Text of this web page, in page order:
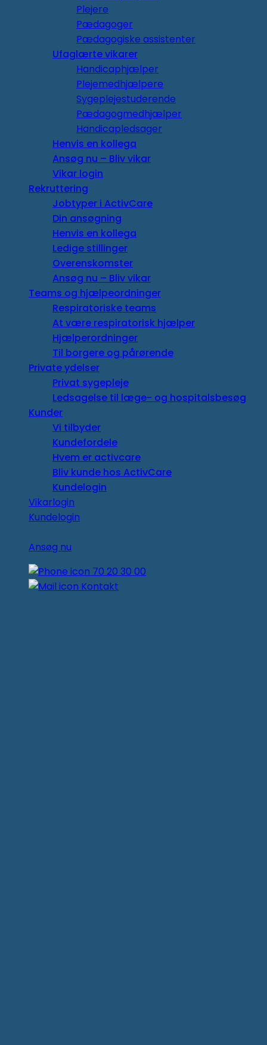
Plejere
Pædagoger
Pædagogiske assistenter
Ufaglærte vikarer
Handicaphjælper
Plejemedhjælpere
Sygeplejestuderende
Pædagogmedhjælper
Handicapledsager
Henvis en kollega
Ansøg nu – Bliv vikar
Vikar login
Rekruttering
Jobtyper i ActivCare
Din ansøgning
Henvis en kollega
Ledige stillinger
Overenskomster
Ansøg nu – Bliv vikar
Teams og hjælpeordninger
Respiratoriske teams
At være respiratorisk hjælper
Hjælperordninger
Til borgere og pårørende
Private ydelser
Privat sygepleje
Ledsagelse til læge- og hospitalsbesøg
Kunder
Vi tilbyder
Kundefordele
Hvem er activcare
Bliv kunde hos ActivCare
Kundelogin
Vikarlogin
Kundelogin
Ansøg nu
70 20 30 00
Kontakt